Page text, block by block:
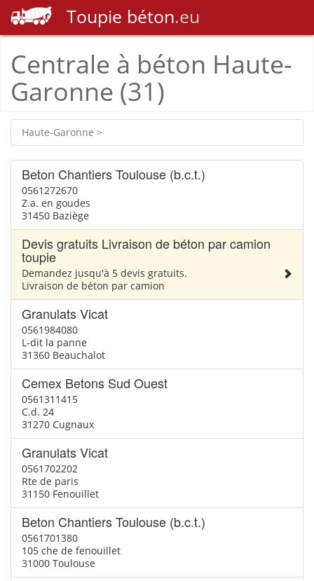
Toupie béton.eu
Centrale à béton Haute-
Garonne (31)
Haute-Garonne >
Beton Chantiers Toulouse (b.c.t.)
0561272670
Z.a. en goudes
31450 Baziège
Devis gratuits Livraison de béton par camion
toupie
Demandez jusqu'à 5 devis gratuits.
Livraison de béton par camion
Granulats Vicat
0561984080
L-dit la panne
31360 Beauchalot
Cemex Betons Sud Ouest
0561311415
C.d. 24
31270 Cugnaux
Granulats Vicat
0561702202
Rte de paris
31150 Fenouillet
Beton Chantiers Toulouse (b.c.t.)
0561701380
105 che de fenouillet
31000 Toulouse